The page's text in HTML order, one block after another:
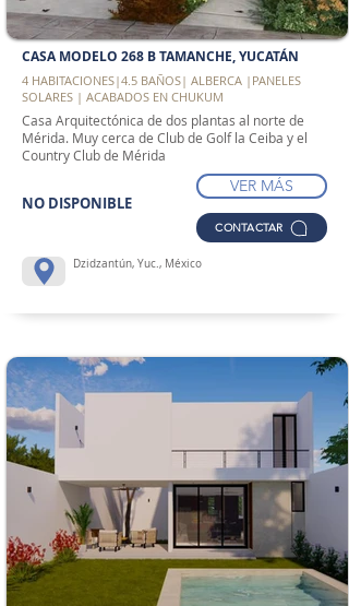
CASA MODELO 268 B TAMANCHE, YUCATÁN
4 HABITACIONES|4.5 BAÑOS| ALBERCA |PANELES
SOLARES | ACABADOS EN CHUKUM
Casa Arquitectónica de dos plantas al norte de
Mérida. Muy cerca de Club de Golf la Ceiba y el
Country Club de Mérida
NO DISPONIBLE
VER MÁS
CONTACTAR
Dzidzantún, Yuc., México